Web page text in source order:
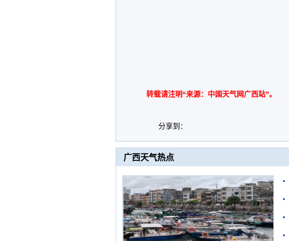
转载请注明“来源：中国天气网广西站”。
分享到：
广西天气热点